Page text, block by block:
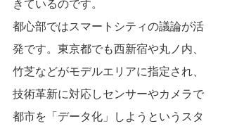
きているのです。
都心部ではスマートシティの議論が活
発です。東京都でも西新宿や丸ノ内、
竹芝などがモデルエリアに指定され、
技術革新に対応しセンサーやカメラで
都市を「データ化」しようというスタ